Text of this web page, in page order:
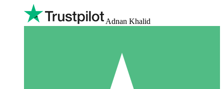
Adnan Khalid